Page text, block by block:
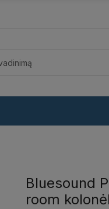
Bluesound
room